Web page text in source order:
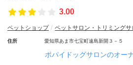
3.00
ペットショップ ペットサロン・トリミングサ
住所 愛知県あま市七宝町遠島新開３－５
ポパイドッグサロンのオー